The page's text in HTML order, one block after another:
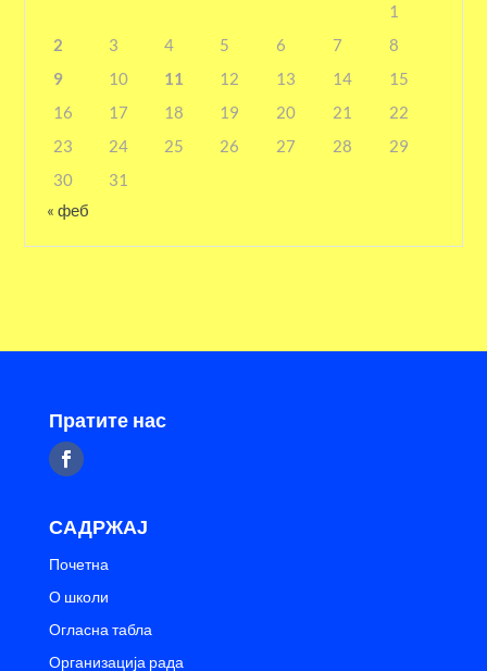
1
2
3 4 5 6 7
8
9
10 11 12 13 14
15
16
17 18 19 20 21
22
23
24 25 26 27 28
29
30
31
« феб
Пратите нас
САДРЖАЈ
Почетна
О школи
Огласна табла
Организација рада